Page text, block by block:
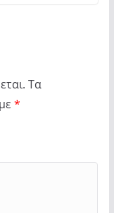
Τα
*